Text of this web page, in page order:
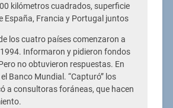
kilómetros cuadrados, superficie
España, Francia y Portugal juntos
los cuatro países comenzaron a
Informaron y pidieron fondos
no obtuvieron respuestas. En
Banco Mundial. “Capturó” los
a consultoras foráneas, que hacen